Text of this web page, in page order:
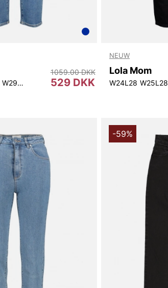
W29L30 529 DKK
1059.00 DKK
NEUW
Lola Mom
W24L28 W25L28
-59%